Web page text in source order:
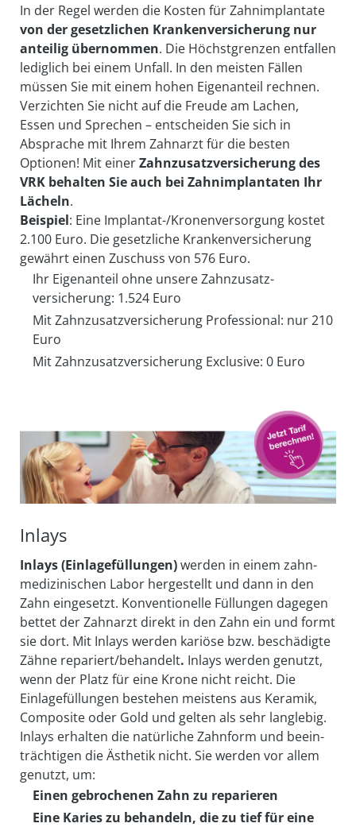
In der Regel werden die Kosten für Zahn­im­plantate
von der ge­setzlichen Kranken­ver­sicherung nur
anteilig über­nommen. Die Höchst­grenzen entfallen
lediglich bei einem Unfall. In den meisten Fällen
müssen Sie mit einem hohen Eigen­anteil rechnen.
Verzichten Sie nicht auf die Freude am Lachen,
Essen und Sprechen – ent­scheiden Sie sich in
Absprache mit Ihrem Zahnarzt für die besten
Optionen! Mit einerZahn­zusatz­ver­sicherung des
VRK behalten Sie auch bei Zahn­im­plantaten Ihr
Lächeln.
Beispiel: Eine Implantat-/Kronen­versorgung kostet
2.100 Euro. Die ge­setzliche Kranken­ver­sicherung
gewährt einen Zuschuss von 576 Euro.
Ihr Eigenanteil ohne unsere Zahn­zusatz­
versicherung: 1.524 Euro
Mit Zahn­zusatz­ver­sicherung Professional: nur 210
Euro
Mit Zahn­zusatz­ver­sicherung Exclusive: 0 Euro
Inlays
Inlays (Einlagefüllungen)werden in einem zahn­
medi­zinischen Labor her­gestellt und dann in den
Zahn ein­gesetzt. Konven­tionelle Füllungen dagegen
bettet der Zahn­arzt direkt in den Zahn ein und formt
sie dort. Mit Inlays werden kariöse bzw. beschädigte
Zähne repariert/behandelt. Inlays werden genutzt,
wenn der Platz für eine Krone nicht reicht. Die
Einlage­füllungen be­stehen meistens aus Keramik,
Composite oder Gold und gelten als sehr lang­lebig.
Inlays erhalten die natürliche Zahn­form und be­ein­
trächtigen die Ästhetik nicht. Sie werden vor allem
genutzt, um:
Einen gebrochenen Zahn zu reparieren
Eine Karies zu behandeln, die zu tief für eine